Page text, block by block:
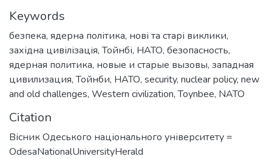
Keywords
безпека, ядерна політика, нові та старі виклики,
західна цивілізація,Тойнбі, НАТО, безопасность,
ядерная политика, новые и старые вызовы, западная
цивилизация,Тойнби, НАТО, security, nuclear policy, new
and old challenges, Western civilization,Toynbee, NATO
Citation
Вісник Одеського національного університету =
OdesaNationalUniversityHerald